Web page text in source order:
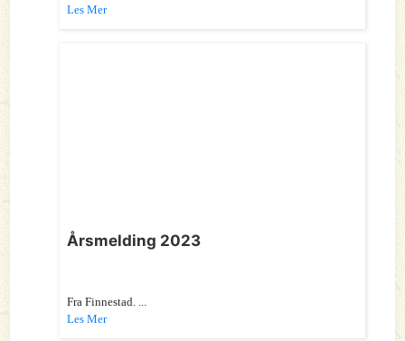
Les Mer
Årsmelding 2023
Fra Finnestad. ...
Les Mer